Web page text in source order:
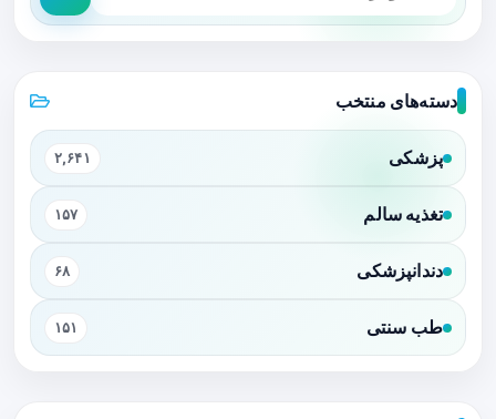
دسته‌های منتخب
پزشکی ۲,۶۴۱
تغذیه سالم ۱۵۷
دندانپزشکی ۶۸
طب سنتی ۱۵۱